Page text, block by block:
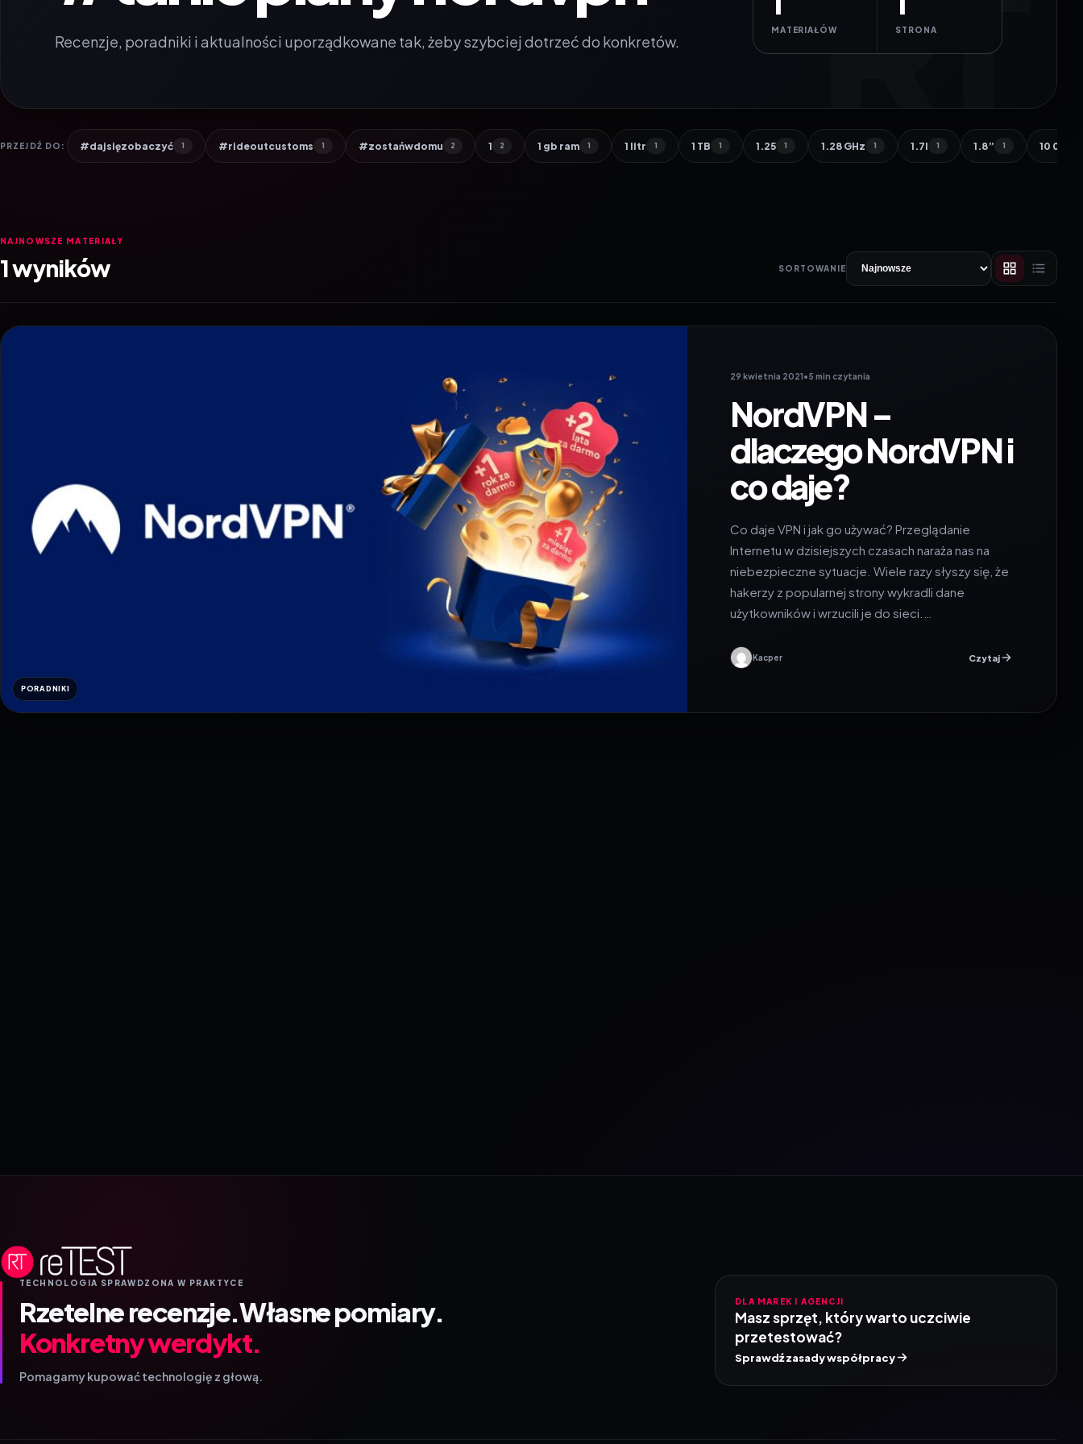
Recenzje, poradniki i aktualności uporządkowane tak, żeby szybciej dotrzeć do konkretów.
MATERIAŁÓW STRONA
PRZEJDŹ DO: #dajsięzobaczyć 1 #rideoutcustoms 1 #zostańwdomu 2 1 2 1 gb ram 1 1 litr 1 1 TB 1 1.25 1 1.28 GHz 1 1.7l 1 1.8” 1 10 000
NAJNOWSZE MATERIAŁY
1 wyników SORTOWANIE
PORADNIKI
29 kwietnia 2021•5 min czytania
NordVPN –
dlaczego NordVPN i
co daje?
Co daje VPN i jak go używać? Przeglądanie
Internetu w dzisiejszych czasach naraża nas na
niebezpieczne sytuacje. Wiele razy słyszy się, że
hakerzy z popularnej strony wykradli dane
użytkowników i wrzucili je do sieci.…
Kacper Czytaj
TECHNOLOGIA SPRAWDZONA W PRAKTYCE
Rzetelne recenzje.Własne pomiary.
Konkretny werdykt.
Pomagamy kupować technologię z głową.
DLA MAREK I AGENCJI
Masz sprzęt, który warto uczciwie
przetestować?
Sprawdź zasady współpracy